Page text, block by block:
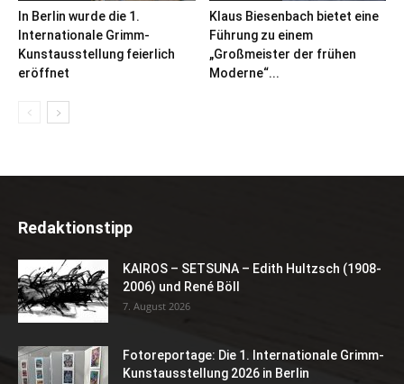
In Berlin wurde die 1.
Internationale Grimm-
Kunstausstellung feierlich
eröffnet
Klaus Biesenbach bietet eine
Führung zu einem
„Großmeister der frühen
Moderne“...
Redaktionstipp
KAIROS – SETSUNA – Edith Hultzsch (1908-
2006) und René Böll
7. August 2026
Fotoreportage: Die 1. Internationale Grimm-
Kunstausstellung 2026 in Berlin